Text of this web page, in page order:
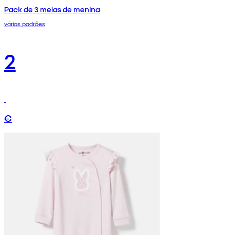
Pack de 3 meias de menina
vários padrões
2
€